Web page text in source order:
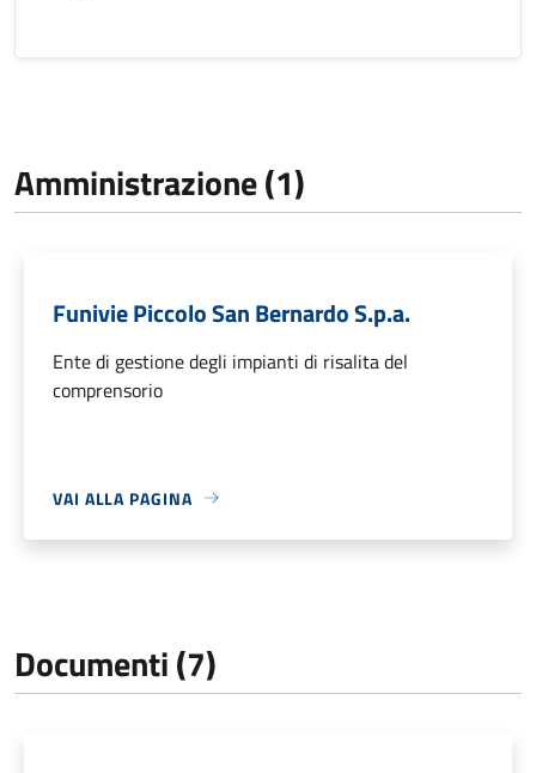
Amministrazione (1)
Funivie Piccolo San Bernardo S.p.a.
Ente di gestione degli impianti di risalita del
comprensorio
VAI ALLA PAGINA
Documenti (7)